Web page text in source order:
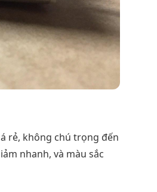
rẻ, không chú trọng đến
nhanh, và màu sắc